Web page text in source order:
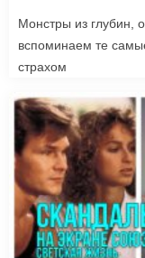
Монстры из
вспоминаем те
страхом